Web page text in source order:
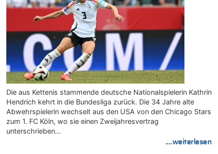
Die aus Kettenis stammende deutsche Nationalspielerin Kathrin
Hendrich kehrt in die Bundesliga zurück. Die 34 Jahre alte
Abwehrspielerin wechselt aus den USA von den Chicago Stars
zum 1. FC Köln, wo sie einen Zweijahresvertrag
unterschrieben…
....weiterlesen